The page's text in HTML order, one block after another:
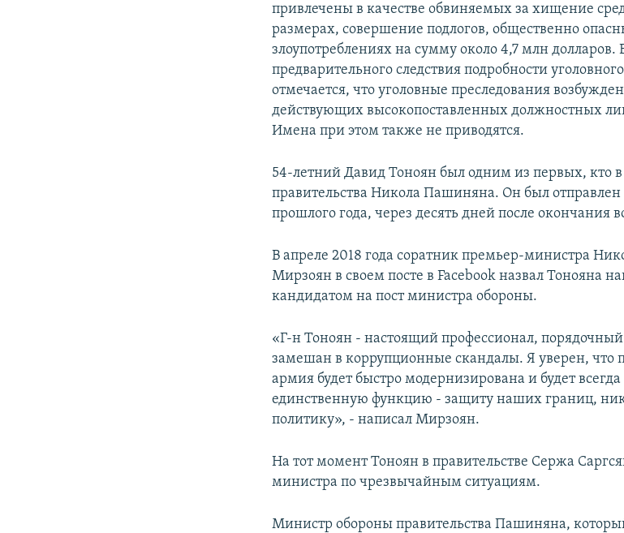
привлечены в качестве обвиняемых за хищение
размерах, совершение подлогов, общественно
злоупотреблениях на сумму около 4,7 млн долларов.
предварительного следствия подробности
отмечается, что уголовные преследования
действующих высокопоставленных должностных
Имена при этом также не приводятся.
54-летний Давид Тоноян был одним из первых, кто в
правительства Никола Пашиняна. Он был отправлен
прошлого года, через десять дней после окончания
В апреле 2018 года соратник премьер-министра
Мирзоян в своем посте в Facebook назвал Тонояна
кандидатом на пост министра обороны.
«Г-н Тоноян - настоящий профессионал,
замешан в коррупционные скандалы. Я уверен, что
армия будет быстро модернизирована и будет
единственную функцию - защиту наших границ,
политику», - написал Мирзоян.
На тот момент Тоноян в правительстве Сержа
министра по чрезвычайным ситуациям.
Министр обороны правительства Пашиняна,